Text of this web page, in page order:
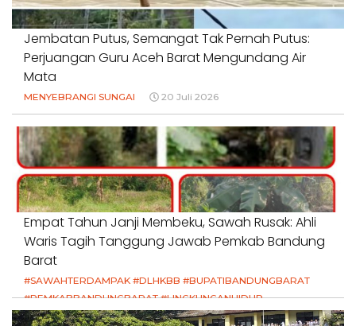
Jembatan Putus, Semangat Tak Pernah Putus:
Perjuangan Guru Aceh Barat Mengundang Air
Mata
MENYEBRANGI SUNGAI 20 Juli 2026
Empat Tahun Janji Membeku, Sawah Rusak: Ahli
Waris Tagih Tanggung Jawab Pemkab Bandung
Barat
#SAWAHTERDAMPAK #DLHKBB #BUPATIBANDUNGBARAT
#PEMKABBANDUNGBARAT #LINGKUNGANHIDUP
#HAKPETANI #KEADILANUNTUKPETANI